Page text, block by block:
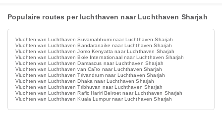
Populaire routes per luchthaven naar Luchthaven Sharjah
Vluchten van Luchthaven Suvarnabhumi naar Luchthaven Sharjah
Vluchten van Luchthaven Bandaranaike naar Luchthaven Sharjah
Vluchten van Luchthaven Jomo Kenyatta naar Luchthaven Sharjah
Vluchten van Luchthaven Bole Internationaal naar Luchthaven Sharjah
Vluchten van Luchthaven Damascus naar Luchthaven Sharjah
Vluchten van Luchthaven van Caïro naar Luchthaven Sharjah
Vluchten van Luchthaven Trivandrum naar Luchthaven Sharjah
Vluchten van Luchthaven Dhaka naar Luchthaven Sharjah
Vluchten van Luchthaven Tribhuvan naar Luchthaven Sharjah
Vluchten van Luchthaven Rafic Hariri Beiroet naar Luchthaven Sharjah
Vluchten van Luchthaven Kuala Lumpur naar Luchthaven Sharjah